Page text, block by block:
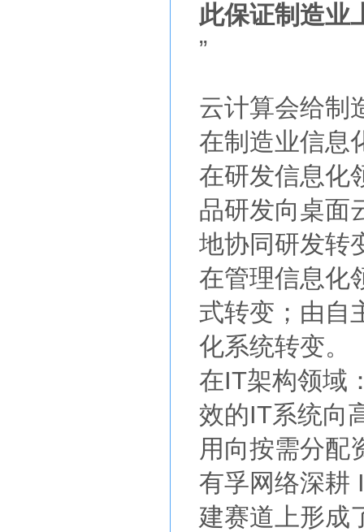
此保证制造业
”
云计算会给制
在制造业信息
在研发信息化
品研发向桌面
地协同研发转
在管理信息化
式转变；由自
化系统转变。
在IT架构领域
效的IT系统向
用向按需分配
有孚网络深耕
建赛道上形成